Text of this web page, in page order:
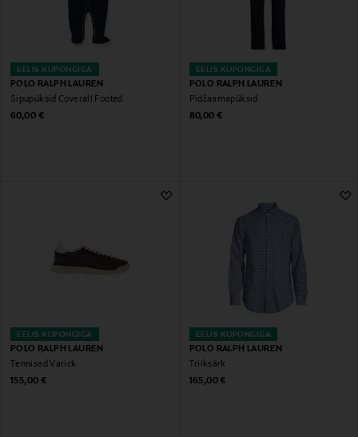
EELIS KUPONGIGA
POLO RALPH LAUREN
Sipupüksid Coverall Footed
Original Price
60,00 €
EELIS KUPONGIGA
POLO RALPH LAUREN
Pidžaamapüksid
Original Price
80,00 €
EELIS KUPONGIGA
POLO RALPH LAUREN
Tennised Varick
Original Price
155,00 €
EELIS KUPONGIGA
POLO RALPH LAUREN
Triiksärk
Original Price
165,00 €